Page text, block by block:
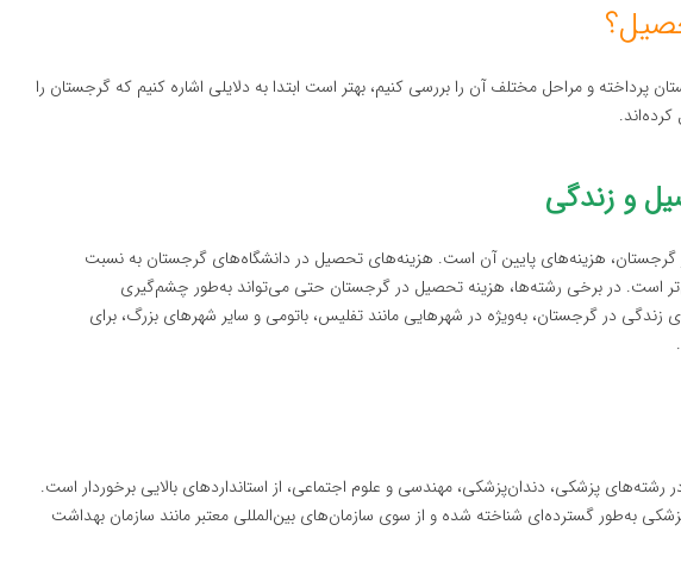
پرداخته و مراحل مختلف آن را بررسی کنیم، بهتر است ابتدا به دلایلی اشاره کنیم که گرجستان را
و زندگی
هزینه‌های پایین آن است. هزینه‌های تحصیل در دانشگاه‌های گرجستان به نسبت
است. در برخی رشته‌ها، هزینه تحصیل در گرجستان حتی می‌تواند به‌طور چشم‌گیری
در گرجستان، به‌ویژه در شهرهایی مانند تفلیس، باتومی و سایر شهرهای بزرگ، برای
رشته‌های پزشکی، دندان‌پزشکی، مهندسی و علوم اجتماعی، از استانداردهای بالایی برخوردار است.
به‌طور گسترده‌ای شناخته شده و از سوی سازمان‌های بین‌المللی معتبر مانند سازمان بهداشت